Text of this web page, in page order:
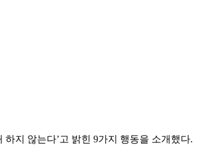
지 않는다’고 밝힌 9가지 행동을 소개했다.